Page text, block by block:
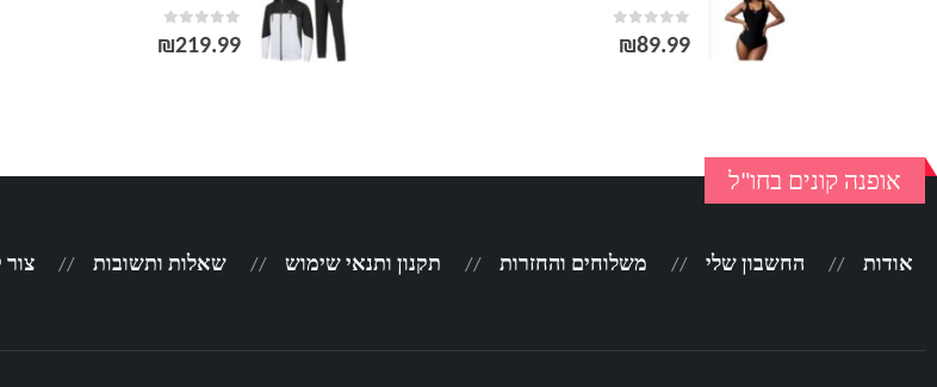
0
out of 5
₪89.99
0
out of 5
₪219.99
אופנה קונים בחו"ל
אודות החשבון שלי משלוחים והחזרות תקנון ותנאי שימוש שאלות ותשובות